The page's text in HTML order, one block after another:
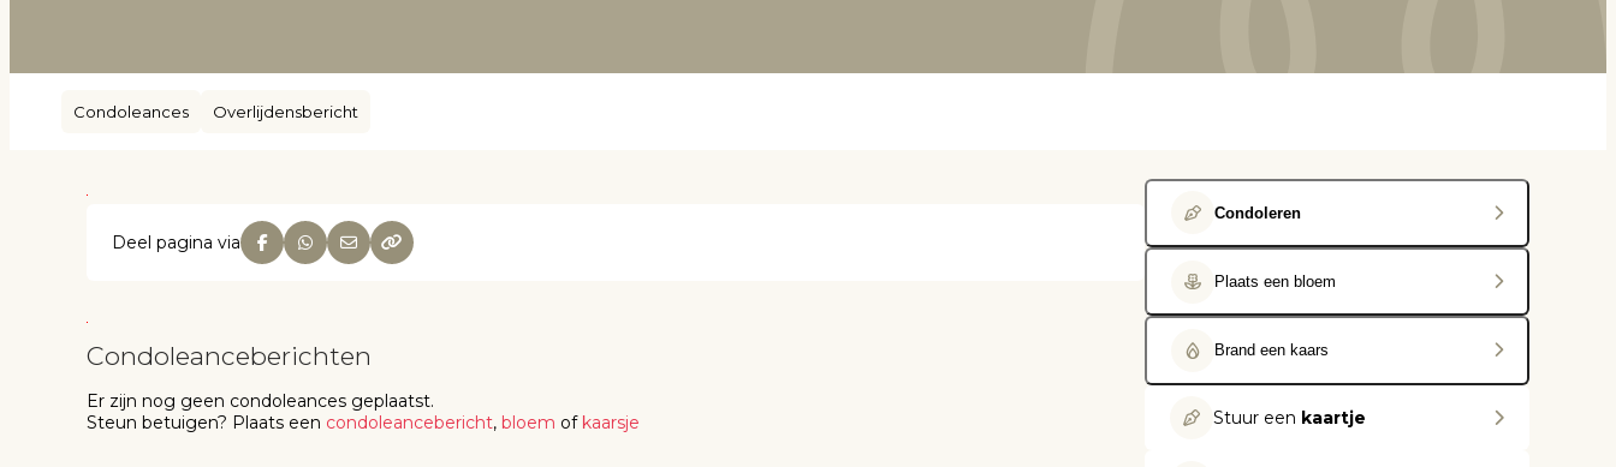
Condoleances Overlijdensbericht
Deel pagina via
Condoleanceberichten
Er zijn nog geen condoleances geplaatst.
Steun betuigen? Plaats een condoleancebericht, bloem of kaarsje
Condoleren
Plaats een bloem
Brand een kaars
Stuur een kaartje